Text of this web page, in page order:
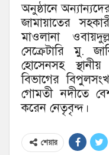
​অনুষ্ঠানে
জামায়াতের
মাওলানা
সেক্রেটারি মু.
হোসেনসহ
বিভাগের
গোমতী নদী‌তে
ক‌রেন নেতৃবৃন্দ।
শেয়ার